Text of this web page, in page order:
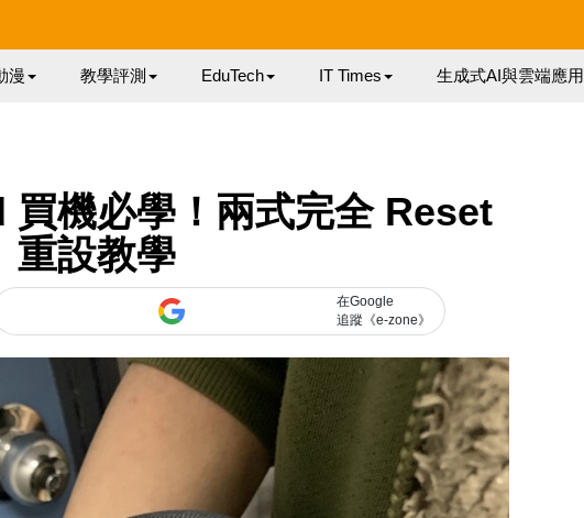
漫 教學評測 EduTech IT Times 生成式AI與雲端應用
機必學！兩式完全 Reset
重設教學
在Google
追蹤《e-zone》